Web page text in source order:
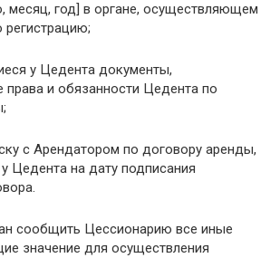
месяц, год] в органе, осуществляющем
регистрацию;
у Цедента документы,
и обязанности Цедента по
с Арендатором по договору аренды,
Цедента на дату подписания
сообщить Цессионарию все иные
значение для осуществления